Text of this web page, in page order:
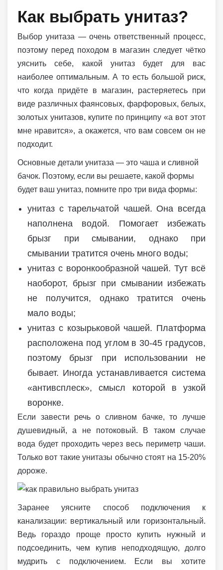
Как выбрать унитаз?
Выбор унитаза — очень ответственный процесс,
поэтому перед походом в магазин следует чётко
уяснить себе, какой унитаз будет для вас
наиболее оптимальным. А то есть большой риск,
что когда придёте в магазин, растеряетесь при
виде различных фаянсовых, фарфоровых, белых,
золотых унитазов, купите по принципу «а вот этот
мне нравится», а окажется, что вам совсем он не
подходит.
Основные детали унитаза — это чаша и сливной
бачок. Поэтому, если вы решаете, какой формы
будет ваш унитаз, помните про три вида формы:
унитаз с тарельчатой чашей. Она всегда
наполнена водой. Помогает избежать
брызг при смывании, однако при
смывании тратится очень много воды;
унитаз с воронкообразной чашей. Тут всё
наоборот, брызг при смывании избежать
не получится, однако тратится очень
мало воды;
унитаз с козырьковой чашей. Платформа
расположена под углом в 30-45 градусов,
поэтому брызг при использовании не
бывает. Иногда устанавливается система
«антивсплеск», смысл которой в узкой
воронке.
Если завести речь о сливном бачке, то лучше
душевидный, а не потоковый. В таком случае
вода будет проходить через весь периметр чаши.
Только вот такие унитазы обычно стоят на 15-20%
дороже.
Заранее уясните способ подключения к
канализации: вертикальный или горизонтальный.
Ведь гораздо проще просто купить нужный и
подсоединить, чем купив неподходящую, долго
мудрить с подключением. Если вы хотите